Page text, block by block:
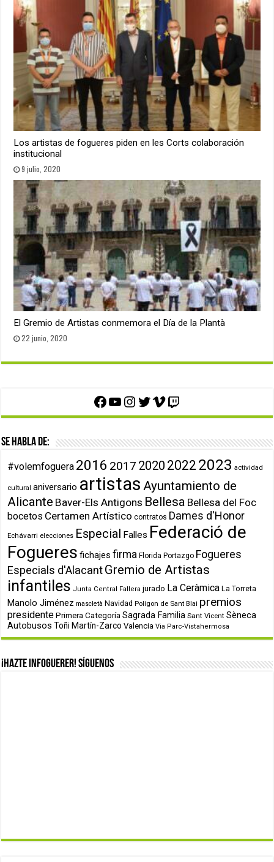
Los artistas de fogueres piden en les Corts colaboración
institucional
9 julio, 2020
El Gremio de Artistas conmemora el Día de la Plantà
22 junio, 2020
Facebook
YouTube
Instagram
Twitter
Vimeo
Twitch
Se habla de:
#volemfoguera 2016 2017 2020 2022 2023 actividad
cultural aniversario artistas Ayuntamiento de
Alicante Baver-Els Antigons Bellesa Bellesa del Foc
bocetos Certamen Artístico contratos Dames d'Honor
Echávarri elecciones Especial Falles Federació de
Fogueres fichajes firma Florida Portazgo Fogueres
Especials d'AlacantGremio de Artistas
infantiles Junta Central Fallera jurado La Ceràmica La Torreta
Manolo Jiménez mascletà Navidad Polígon de Sant Blai premios
presidente Primera Categoría Sagrada Familia Sant Vicent Sèneca
Autobusos Toñi Martín-Zarco Valencia Via Parc-Vistahermosa
¡Hazte infoguerer! Síguenos